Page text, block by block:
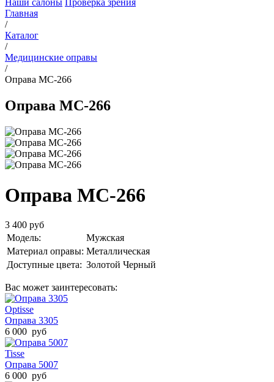
Наши салоны Проверка зрения
Главная
/
Каталог
/
Медицинские оправы
/
Оправа MC-266
Оправа MC-266
Оправа MC-266
3 400 руб
Модель:
Мужская
Материал оправы: Металлическая
Доступные цвета: Золотой Черный
Вас может заинтересовать:
Optisse
Оправа 3305
6 000 руб
Tisse
Оправа 5007
6 000 руб